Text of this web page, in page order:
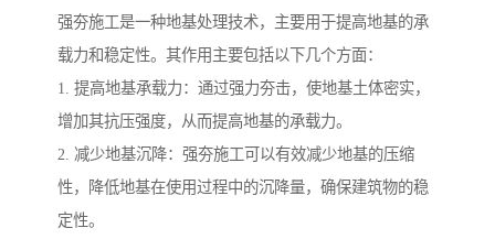
强夯施工是一种地基处理技术，主要用于提高地基的承
载力和稳定性。其作用主要包括以下几个方面：
1. 提高地基承载力：通过强力夯击，使地基土体密实，
增加其抗压强度，从而提高地基的承载力。
2. 减少地基沉降：强夯施工可以有效减少地基的压缩
性，降低地基在使用过程中的沉降量，确保建筑物的稳
定性。